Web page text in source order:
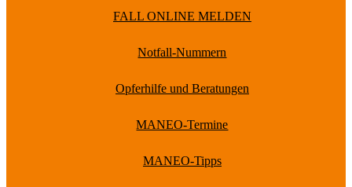
FALL ONLINE MELDEN
Notfall-Nummern
Opferhilfe und Beratungen
MANEO-Termine
MANEO-Tipps